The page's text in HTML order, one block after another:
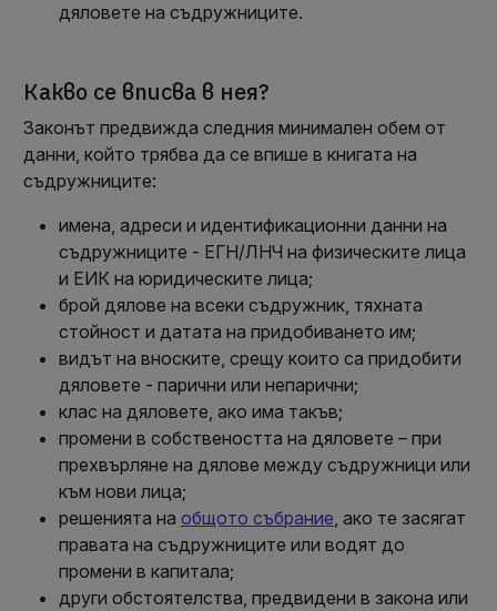
дяловете на съдружниците.
Какво се вписва в нея?
Законът предвижда следния минимален обем от
данни, който трябва да се впише в книгата на
съдружниците:
имена, адреси и идентификационни данни на
съдружниците - ЕГН/ЛНЧ на физическите лица
и ЕИК на юридическите лица;
брой дялове на всеки съдружник, тяхната
стойност и датата на придобиването им;
видът на вноските, срещу които са придобити
дяловете - парични или непарични;
клас на дяловете, ако има такъв;
промени в собствеността на дяловете – при
прехвърляне на дялове между съдружници или
към нови лица;
решенията на общото събрание, ако те засягат
правата на съдружниците или водят до
промени в капитала;
други обстоятелства, предвидени в закона или